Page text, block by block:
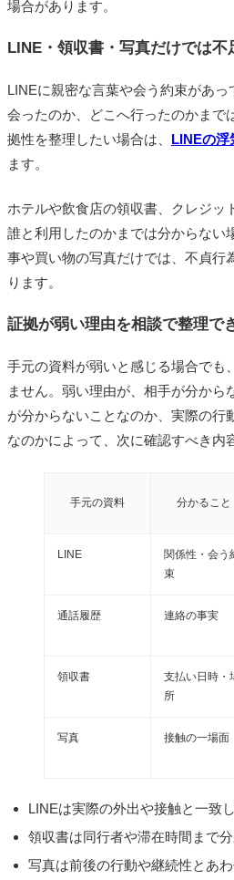
場合があります。
LINE・領収書・写真だけでは不
LINEに親密な言葉や会う約束があ
会ったのか、どこへ行ったのかまで
拠性を整理したい場合は、 LINEの浮
ます。
ホテルや飲食店の領収書、クレジッ
誰と利用したのかまでは分からない
事や買い物の写真だけでは、不貞行
ります。
証拠が弱い理由を相談で整理で
手元の資料が弱いと感じる場合でも
ません。弱い理由が、相手が分から
が分からないことなのか、実際の行
なのかによって、次に確認すべき内
手元の資料 分かること
LINE
関係性・会う
束
通話履歴 連絡の事実
領収書
支払い日時・
所
写真 接触の一場面
LINEは実際の外出や接触と一致
領収書は同行者や滞在時間まで
写真は前後の行動や継続性とあ